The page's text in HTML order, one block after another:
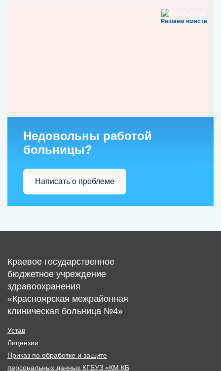
Решаем вместе
Недовольны работой
больницы?
Написать о проблеме
Краевое государственное
бюджетное учреждение
здравоохранения
«Красноярская межрайонная
клиническая больница №4»
Устав
Лицензии
Приказ по обработке и защите
персональных данных КГБУЗ «КМ КБ